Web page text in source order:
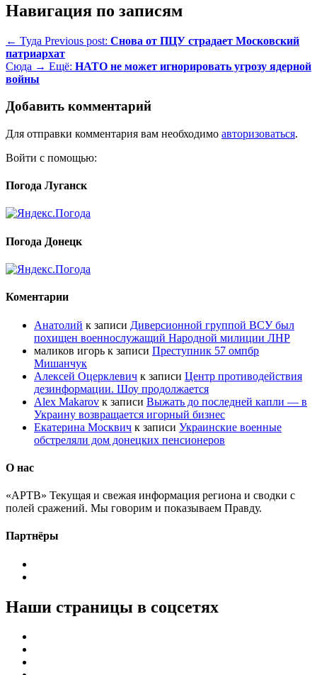
Навигация по записям
← Туда Previous post: Снова от ПЦУ страдает Московский
патриархат
Сюда → Ещё: НАТО не может игнорировать угрозу ядерной
войны
Добавить комментарий
Для отправки комментария вам необходимо авторизоваться.
Войти с помощью:
Погода Луганск
Погода Донецк
Коментарии
Анатолий к записи Диверсионной группой ВСУ был
похищен военнослужащий Народной милиции ЛНР
маликов игорь к записи Преступник 57 омпбр
Мишанчук
Алексей Оцерклевич к записи Центр противодействия
дезинформации. Шоу продолжается
Alex Makarov к записи Выжать до последней капли — в
Украину возвращается игорный бизнес
Екатерина Москвич к записи Украинские военные
обстреляли дом донецких пенсионеров
О нас
«АРТВ» Текущая и свежая информация региона и сводки с
полей сражений. Мы говорим и показываем Правду.
Партнёры
Наши страницы в соцсетях